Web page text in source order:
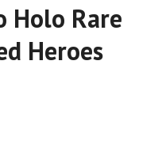
Holo Rare
Heroes